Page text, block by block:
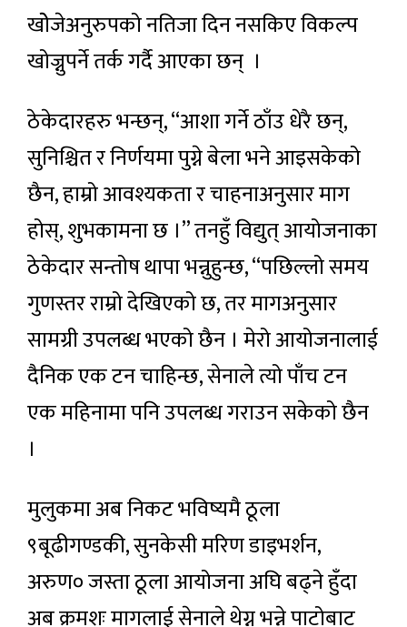
खोेजेअनुरुपको नतिजा दिन नसकिए विकल्प
खोज्नुपर्ने तर्क गर्दै आएका छन् ।
ठेकेदारहरु भन्छन्, “आशा गर्ने ठाँउ धेरै छन्,
सुनिश्चित र निर्णयमा पुग्ने बेला भने आइसकेको
छैन, हाम्रो आवश्यकता र चाहनाअनुसार माग
होस्, शुभकामना छ ।” तनहुँ विद्युत् आयोजनाका
ठेकेदार सन्तोष थापा भन्नुहुन्छ, “पछिल्लो समय
गुणस्तर राम्रो देखिएको छ, तर मागअनुसार
सामग्री उपलब्ध भएको छैन । मेरो आयोजनालाई
दैनिक एक टन चाहिन्छ, सेनाले त्यो पाँच टन
एक महिनामा पनि उपलब्ध गराउन सकेको छैन
।
मुलुकमा अब निकट भविष्यमै ठूला
९बूढीगण्डकी, सुनकेसी मरिण डाइभर्शन,
अरुण० जस्ता ठूला आयोजना अघि बढ्ने हुँदा
अब क्रमशः मागलाई सेनाले थेग्न भन्ने पाटोबाट